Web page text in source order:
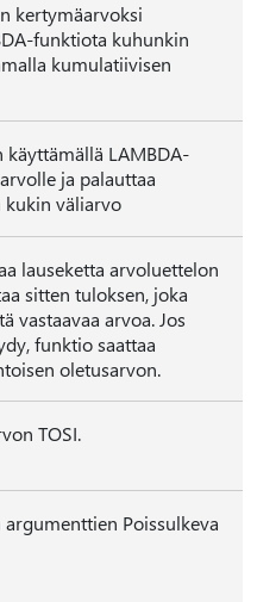
kertymäarvoksi
funktiota kuhunkin
kumulatiivisen
käyttämällä LAMBDA-
ja palauttaa
kukin väliarvo
lauseketta arvoluettelon
sitten tuloksen, joka
vastaavaa arvoa. Jos
funktio saattaa
oletusarvon.
TOSI.
Poissulkeva